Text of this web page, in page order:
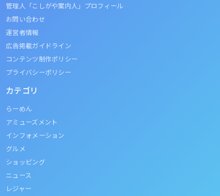
管理人「こしがや案内人」プロフィール
お問い合わせ
運営者情報
広告掲載ガイドライン
コンテンツ制作ポリシー
プライバシーポリシー
カテゴリ
らーめん
アミューズメント
インフォメーション
グルメ
ショッピング
ニュース
レジャー